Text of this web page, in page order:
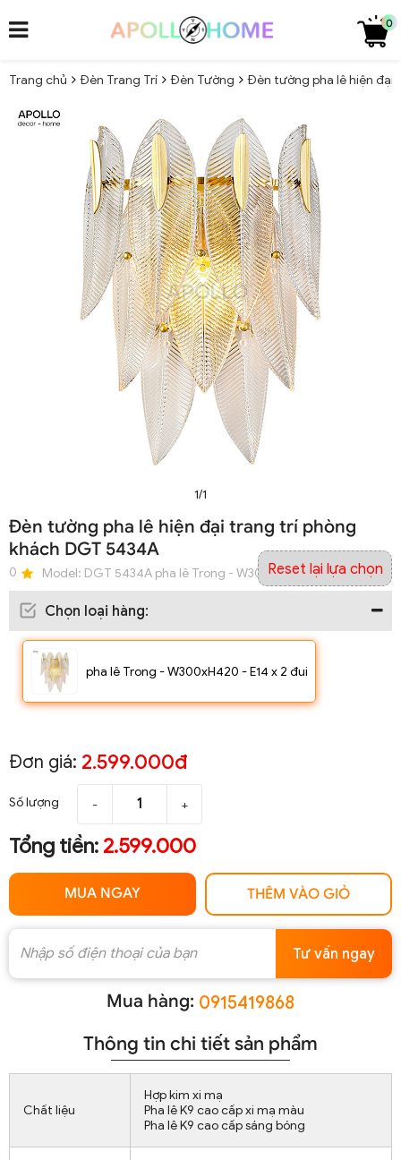
0
Trang chủ Đèn Trang Trí Đèn Tường Đèn tường pha lê hiện đại
1/1
Đèn tường pha lê hiện đại trang trí phòng
khách DGT 5434A
0 Model: DGT 5434A pha lê Trong - W300xH420 - E14 x 2 đui
Chọn loại hàng:
pha lê Trong - W300xH420 - E14 x 2 đui
Reset lại lựa chọn
Đơn giá: 2.599.000đ
Số lượng - +
Tổng tiền: 2.599.000
MUA NGAY THÊM VÀO GIỎ
Tư vấn ngay
Mua hàng: 0915419868
Thông tin chi tiết sản phẩm
Chất liệu
Hợp kim xi mạ
Pha lê K9 cao cấp xi mạ màu
Pha lê K9 cao cấp sáng bóng